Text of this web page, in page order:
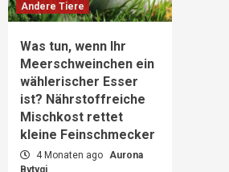
Andere Tiere
Was tun, wenn Ihr
Meerschweinchen ein
wählerischer Esser
ist? Nährstoffreiche
Mischkost rettet
kleine Feinschmecker
4 Monaten ago Aurona
Bytyqi